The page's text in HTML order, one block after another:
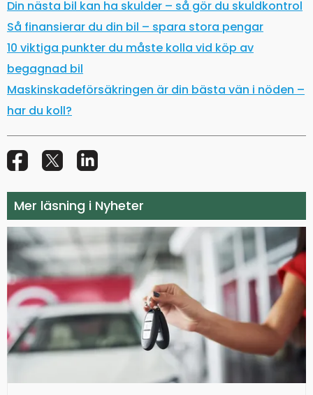
Din nästa bil kan ha skulder – så gör du skuldkontrol
Så finansierar du din bil – spara stora pengar
10 viktiga punkter du måste kolla vid köp av
begagnad bil
Maskinskadeförsäkringen är din bästa vän i nöden –
har du koll?
Mer läsning i Nyheter